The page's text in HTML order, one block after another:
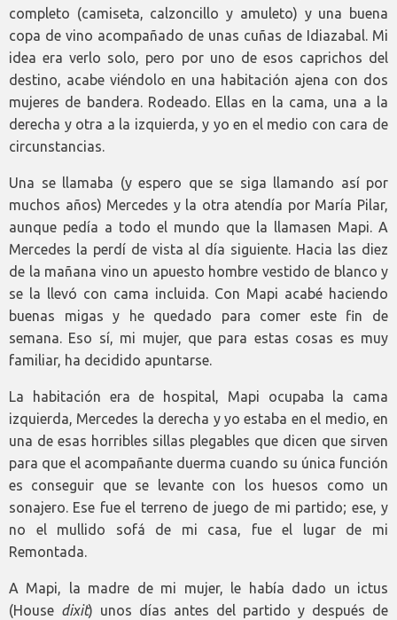
completo (camiseta, calzoncillo y amuleto) y una buena
copa de vino acompañado de unas cuñas de Idiazabal. Mi
idea era verlo solo, pero por uno de esos caprichos del
destino, acabe viéndolo en una habitación ajena con dos
mujeres de bandera. Rodeado. Ellas en la cama, una a la
derecha y otra a la izquierda, y yo en el medio con cara de
circunstancias.
Una se llamaba (y espero que se siga llamando así por
muchos años) Mercedes y la otra atendía por María Pilar,
aunque pedía a todo el mundo que la llamasen Mapi. A
Mercedes la perdí de vista al día siguiente. Hacia las diez
de la mañana vino un apuesto hombre vestido de blanco y
se la llevó con cama incluida. Con Mapi acabé haciendo
buenas migas y he quedado para comer este fin de
semana. Eso sí, mi mujer, que para estas cosas es muy
familiar, ha decidido apuntarse.
La habitación era de hospital, Mapi ocupaba la cama
izquierda, Mercedes la derecha y yo estaba en el medio, en
una de esas horribles sillas plegables que dicen que sirven
para que el acompañante duerma cuando su única función
es conseguir que se levante con los huesos como un
sonajero. Ese fue el terreno de juego de mi partido; ese, y
no el mullido sofá de mi casa, fue el lugar de mi
Remontada.
A Mapi, la madre de mi mujer, le había dado un ictus
(House dixit) unos días antes del partido y después de